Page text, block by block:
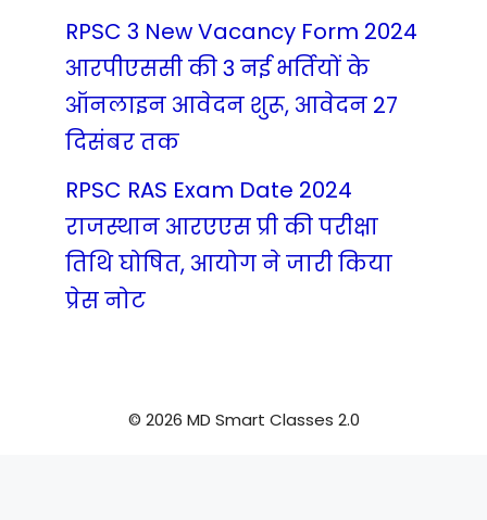
RPSC 3 New Vacancy Form 2024
आरपीएससी की 3 नई भर्तियों के
ऑनलाइन आवेदन शुरू, आवेदन 27
दिसंबर तक
RPSC RAS Exam Date 2024
राजस्थान आरएएस प्री की परीक्षा
तिथि घोषित, आयोग ने जारी किया
प्रेस नोट
© 2026 MD Smart Classes 2.0